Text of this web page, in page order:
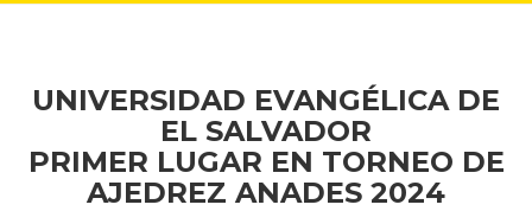
UNIVERSIDAD EVANGÉLICA DE
EL SALVADOR
PRIMER LUGAR EN TORNEO DE
AJEDREZ ANADES 2024